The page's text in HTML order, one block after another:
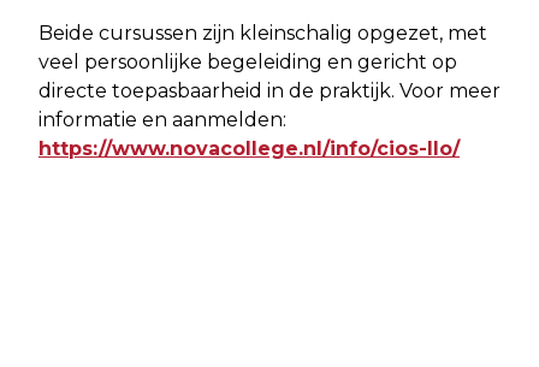
Beide cursussen zijn kleinschalig opgezet, met
veel persoonlijke begeleiding en gericht op
directe toepasbaarheid in de praktijk. Voor meer
informatie en aanmelden:
https://www.novacollege.nl/info/cios-llo/